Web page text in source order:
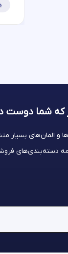
شما دوست
المان‌های بسیار
دسته‌بندی‌های